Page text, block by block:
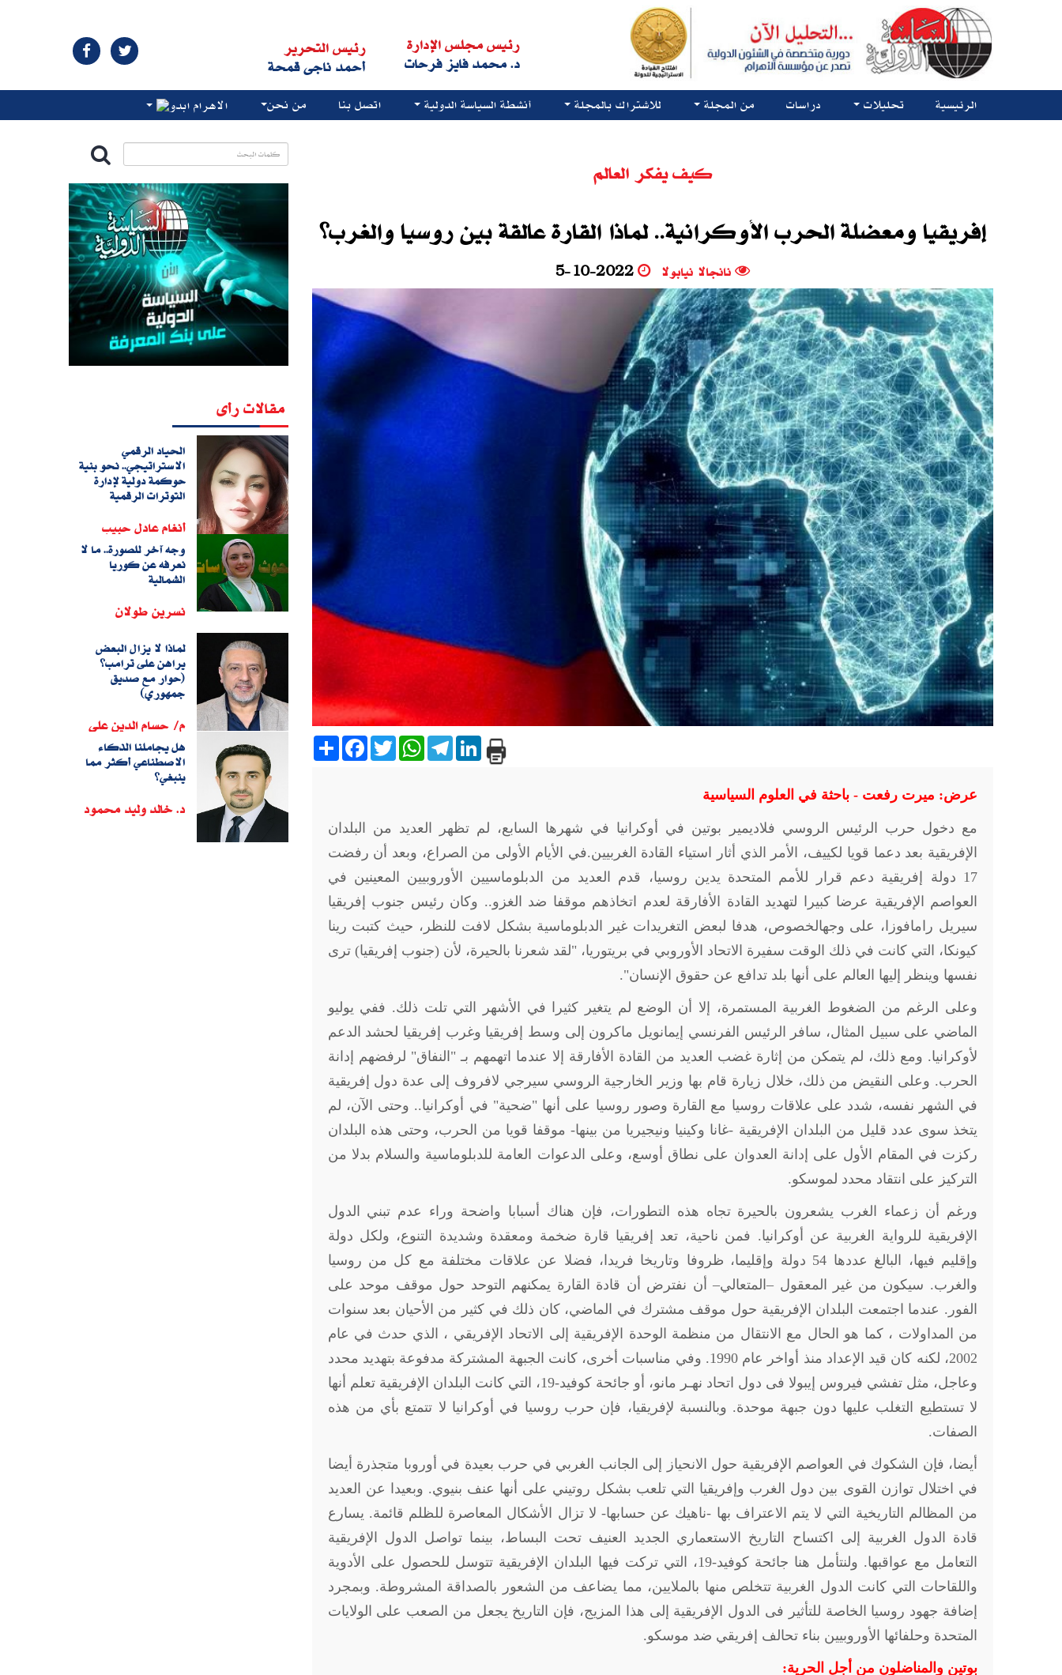
رئيس مجلس الإدارة
د. محمد فايز فرحات
رئيس التحرير
أحمد ناجى قمحة
الرئيسية تحليلات دراسات من المجلة للاشتراك بالمجلة أنشطة السياسة الدولية اتصل بنا من نحن الاهرام ابدو
كيف يفكر العالم
إفريقيا ومعضلة الحرب الأوكرانية.. لماذا القارة عالقة بين روسيا والغرب؟
نانجالا نيابولا 5-10-2022
ShareFacebook
TwitterWhatsAppTelegramLinkedIn
عرض: ميرت رفعت - باحثة في العلوم السياسية
مع دخول حرب الرئيس الروسي فلاديمير بوتين في أوكرانيا في شهرها السابع، لم تظهر العديد من البلدان
الإفريقية بعد دعما قويا لكييف، الأمر الذي أثار استياء القادة الغربيين.في الأيام الأولى من الصراع، وبعد أن رفضت
17 دولة إفريقية دعم قرار للأمم المتحدة يدين روسيا، قدم العديد من الدبلوماسيين الأوروبيين المعينين في
العواصم الإفريقية عرضا كبيرا لتهديد القادة الأفارقة لعدم اتخاذهم موقفا ضد الغزو.. وكان رئيس جنوب إفريقيا
سيريل رامافوزا، على وجهالخصوص، هدفا لبعض التغريدات غير الدبلوماسية بشكل لافت للنظر، حيث كتبت رينا
كيونكا، التي كانت في ذلك الوقت سفيرة الاتحاد الأوروبي في بريتوريا، "لقد شعرنا بالحيرة، لأن (جنوب إفريقيا) ترى
نفسها وينظر إليها العالم على أنها بلد تدافع عن حقوق الإنسان".
وعلى الرغم من الضغوط الغربية المستمرة، إلا أن الوضع لم يتغير كثيرا في الأشهر التي تلت ذلك. ففي يوليو
الماضي على سبيل المثال، سافر الرئيس الفرنسي إيمانويل ماكرون إلى وسط إفريقيا وغرب إفريقيا لحشد الدعم
لأوكرانيا. ومع ذلك، لم يتمكن من إثارة غضب العديد من القادة الأفارقة إلا عندما اتهمهم بـ "النفاق" لرفضهم إدانة
الحرب. وعلى النقيض من ذلك، خلال زيارة قام بها وزير الخارجية الروسي سيرجي لافروف إلى عدة دول إفريقية
في الشهر نفسه، شدد على علاقات روسيا مع القارة وصور روسيا على أنها "ضحية" في أوكرانيا.. وحتى الآن، لم
يتخذ سوى عدد قليل من البلدان الإفريقية -غانا وكينيا ونيجيريا من بينها- موقفا قويا من الحرب، وحتى هذه البلدان
ركزت في المقام الأول على إدانة العدوان على نطاق أوسع، وعلى الدعوات العامة للدبلوماسية والسلام بدلا من
التركيز على انتقاد محدد لموسكو.
ورغم أن زعماء الغرب يشعرون بالحيرة تجاه هذه التطورات، فإن هناك أسبابا واضحة وراء عدم تبني الدول
الإفريقية للرواية الغربية عن أوكرانيا. فمن ناحية، تعد إفريقيا قارة ضخمة ومعقدة وشديدة التنوع، ولكل دولة
وإقليم فيها، البالغ عددها 54 دولة وإقليما، ظروفا وتاريخا فريدا، فضلا عن علاقات مختلفة مع كل من روسيا
والغرب. سيكون من غير المعقول –المتعالي– أن نفترض أن قادة القارة يمكنهم التوحد حول موقف موحد على
الفور. عندما اجتمعت البلدان الإفريقية حول موقف مشترك في الماضي، كان ذلك في كثير من الأحيان بعد سنوات
من المداولات ، كما هو الحال مع الانتقال من منظمة الوحدة الإفريقية إلى الاتحاد الإفريقي ، الذي حدث في عام
2002، لكنه كان قيد الإعداد منذ أواخر عام 1990. وفي مناسبات أخرى، كانت الجبهة المشتركة مدفوعة بتهديد محدد
وعاجل، مثل تفشي فيروس إيبولا فى دول اتحاد نهـر مانو، أو جائحة كوفيد-19، التي كانت البلدان الإفريقية تعلم أنها
لا تستطيع التغلب عليها دون جبهة موحدة. وبالنسبة لإفريقيا، فإن حرب روسيا في أوكرانيا لا تتمتع بأي من هذه
الصفات.
أيضا، فإن الشكوك في العواصم الإفريقية حول الانحياز إلى الجانب الغربي في حرب بعيدة في أوروبا متجذرة أيضا
في اختلال توازن القوى بين دول الغرب وإفريقيا التي تلعب بشكل روتيني على أنها عنف بنيوي. وبعيدا عن العديد
من المظالم التاريخية التي لا يتم الاعتراف بها -ناهيك عن حسابها- لا تزال الأشكال المعاصرة للظلم قائمة. يسارع
قادة الدول الغربية إلى اكتساح التاريخ الاستعماري الجديد العنيف تحت البساط، بينما تواصل الدول الإفريقية
التعامل مع عواقبها. ولنتأمل هنا جائحة كوفيد-19، التي تركت فيها البلدان الإفريقية تتوسل للحصول على الأدوية
واللقاحات التي كانت الدول الغربية تتخلص منها بالملايين، مما يضاعف من الشعور بالصداقة المشروطة. وبمجرد
إضافة جهود روسيا الخاصة للتأثير فى الدول الإفريقية إلى هذا المزيج، فإن التاريخ يجعل من الصعب على الولايات
المتحدة وحلفائها الأوروبيين بناء تحالف إفريقي ضد موسكو.
بوتين والمناضلون من أجل الحرية:
مقالات رأى
الحياد الرقمي
الاستراتيجي.. نحو بنية
حوكمة دولية لإدارة
التوترات الرقمية
أنغام عادل حبيب
وجه آخر للصورة.. ما لا
نعرفه عن كوريا
الشمالية
نسرين طولان
لماذا لا يزال البعض
يراهن على ترامب؟
(حوار مع صديق
جمهوري)
م/ حسام الدين على
هل يجاملنا الذكاء
الاصطناعي أكثر مما
ينبغي؟
د. خالد وليد محمود